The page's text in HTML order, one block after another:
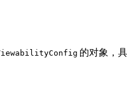
的对象，